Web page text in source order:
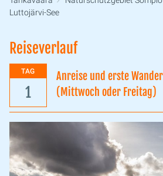
Luttojärvi-See
Reiseverlauf
TAG
1
Anreise und erste
(Mittwoch oder Freitag)